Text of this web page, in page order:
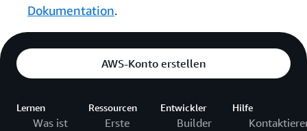
Dokumentation.
AWS-Konto erstellen
Lernen
Was ist
Ressourcen
Erste
Entwickler
Builder
Hilfe